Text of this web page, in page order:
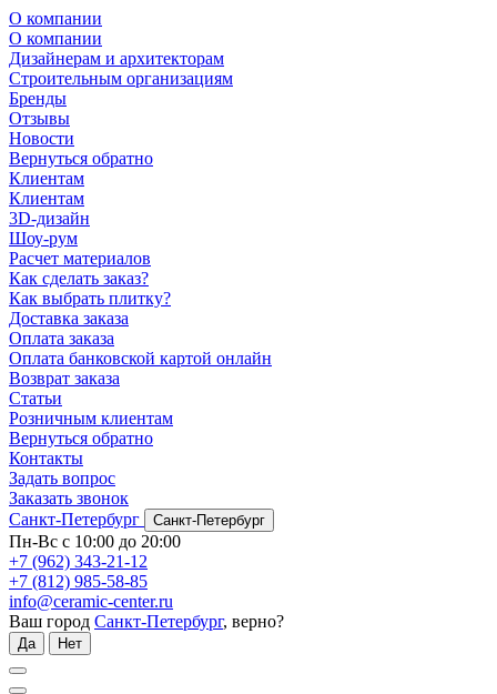
О компании
О компании
Дизайнерам и архитекторам
Строительным организациям
Бренды
Отзывы
Новости
Вернуться обратно
Клиентам
Клиентам
3D-дизайн
Шоу-рум
Расчет материалов
Как сделать заказ?
Как выбрать плитку?
Доставка заказа
Оплата заказа
Оплата банковской картой онлайн
Возврат заказа
Статьи
Розничным клиентам
Вернуться обратно
Контакты
Задать вопрос
Заказать звонок
Санкт-Петербург
Санкт-Петербург
Пн-Вс с 10:00 до 20:00
+7 (962) 343-21-12
+7 (812) 985-58-85
info@ceramic-center.ru
Ваш город Санкт-Петербург, верно?
Да Нет